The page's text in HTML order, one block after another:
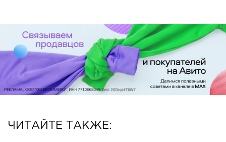
ЧИТАЙТЕ ТАКЖЕ: